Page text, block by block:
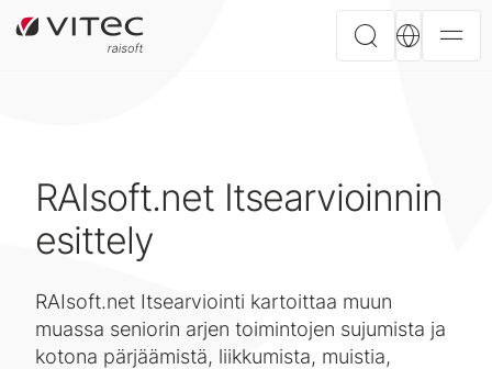
RAIsoft.net Itsearvioinnin
esittely
RAIsoft.net Itsearviointi kartoittaa muun
muassa seniorin arjen toimintojen sujumista ja
kotona pärjäämistä, liikkumista, muistia,